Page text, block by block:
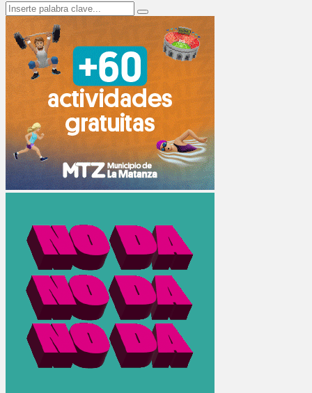
Search
for:
Search